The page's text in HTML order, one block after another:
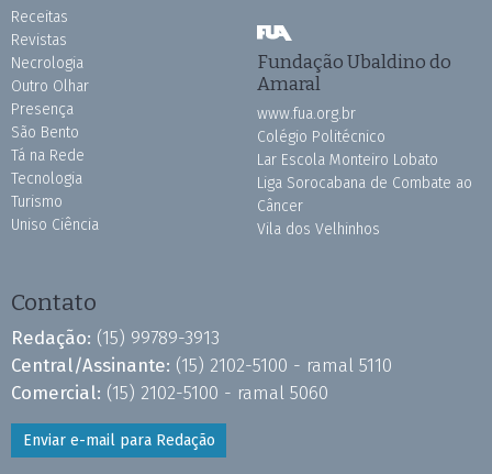
Receitas
Revistas
Necrologia
Outro Olhar
Presença
São Bento
Tá na Rede
Tecnologia
Turismo
Uniso Ciência
Fundação Ubaldino do
Amaral
www.fua.org.br
Colégio Politécnico
Lar Escola Monteiro Lobato
Liga Sorocabana de Combate ao
Câncer
Vila dos Velhinhos
Contato
Redação: (15) 99789-3913
Central/Assinante: (15) 2102-5100 - ramal 5110
Comercial: (15) 2102-5100 - ramal 5060
Enviar e-mail para Redação